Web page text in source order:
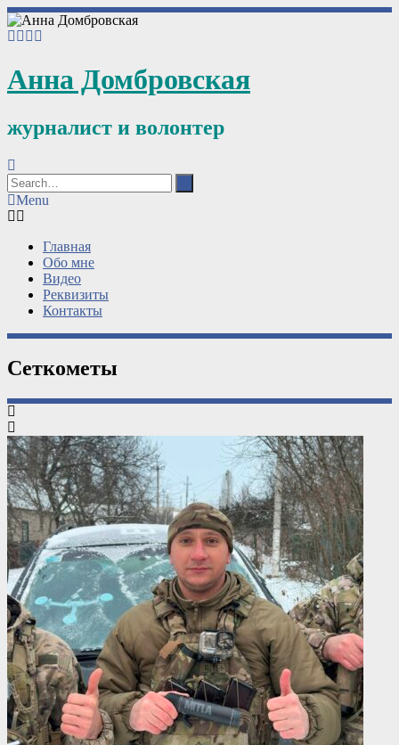
Анна Домбровская
журналист и волонтер
Menu
Главная
Обо мне
Видео
Реквизиты
Контакты
Сеткометы